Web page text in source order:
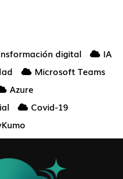
digital
IA
Microsoft Teams
Azure
Covid-19